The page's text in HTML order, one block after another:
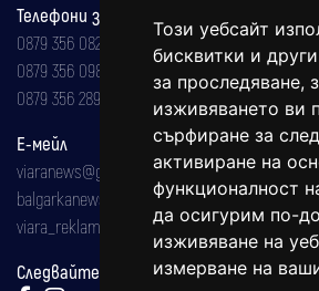
Този уебсайт
бисквитки и
за проследяване,
изживяването ви
сърфиране за
активиране на
функционалност
да осигурим по-
изживяване на
измерване на
Телефони за реклама и абонаменти
0879 356 082
0879 356 098
0879 356 289
Е-мейл
viaranews@gmail.com
balgarkanews@gmail.com
viara_reklama@mail.bg
Следвайте ни: